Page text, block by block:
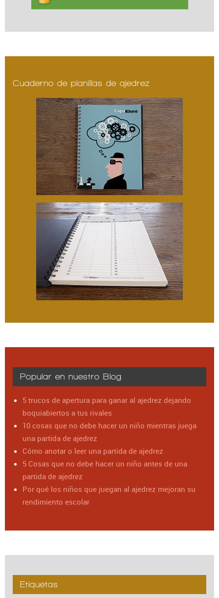
Cuaderno de planillas de ajedrez
Popular en nuestro Blog
5 trucos de apertura para ganar al ajedrez dejando
boquiabiertos a tus rivales
10 cosas que no debe hacer un niño mientras juega
una partida de ajedrez
Cómo anotar o leer una partida de ajedrez
5 Cosas que no debe hacer un niño antes de una
partida de ajedrez
Por qué los niños que juegan al ajedrez mejoran su
rendimiento escolar
Etiquetas